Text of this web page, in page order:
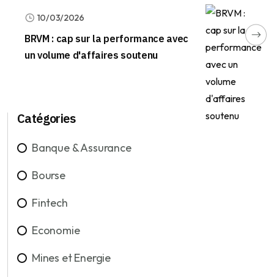
10/03/2026
BRVM : cap sur la performance avec
un volume d'affaires soutenu
Catégories
Banque & Assurance
Bourse
Fintech
Economie
Mines et Energie